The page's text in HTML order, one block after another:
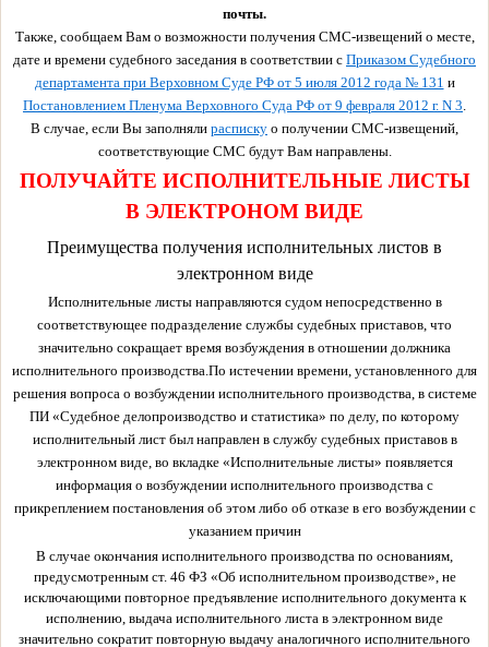
почты.
Также, сообщаем Вам о возможности получения СМС-извещений о месте,
дате и времени судебного заседания в соответствии с Приказом Судебного
департамента при Верховном Суде РФ от 5 июля 2012 года № 131 и
Постановлением Пленума Верховного Суда РФ от 9 февраля 2012 г. N 3
В случае, если Вы заполняли расписку о получении СМС-извещений,
соответствующие СМС будут Вам направлены.
ПОЛУЧАЙТЕ ИСПОЛНИТЕЛЬНЫЕ ЛИСТЫ
В ЭЛЕКТРОНОМ ВИДЕ
Преимущества получения исполнительных листов в
электронном виде
Исполнительные листы направляются судом непосредственно в
соответствующее подразделение службы судебных приставов, что
значительно сокращает время возбуждения в отношении должника
исполнительного производства.По истечении времени, установленного для
решения вопроса о возбуждении исполнительного производства, в системе
ПИ «Судебное делопроизводство и статистика» по делу, по которому
исполнительный лист был направлен в службу судебных приставов в
электронном виде, во вкладке «Исполнительные листы» появляется
информация о возбуждении исполнительного производства с
прикреплением постановления об этом либо об отказе в его возбуждении с
указанием причин
В случае окончания исполнительного производства по основаниям,
предусмотренным ст. 46 ФЗ «Об исполнительном производстве», не
исключающими повторное предъявление исполнительного документа к
исполнению, выдача исполнительного листа в электронном виде
значительно сократит повторную выдачу аналогичного исполнительного